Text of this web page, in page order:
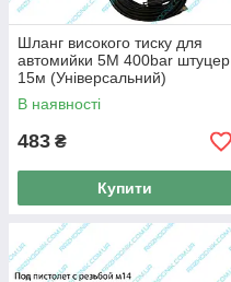
Шланг високого тиску для
автомийки 5М 400bar штуцер
15м (Універсальний)
В наявності
483 ₴
Купити